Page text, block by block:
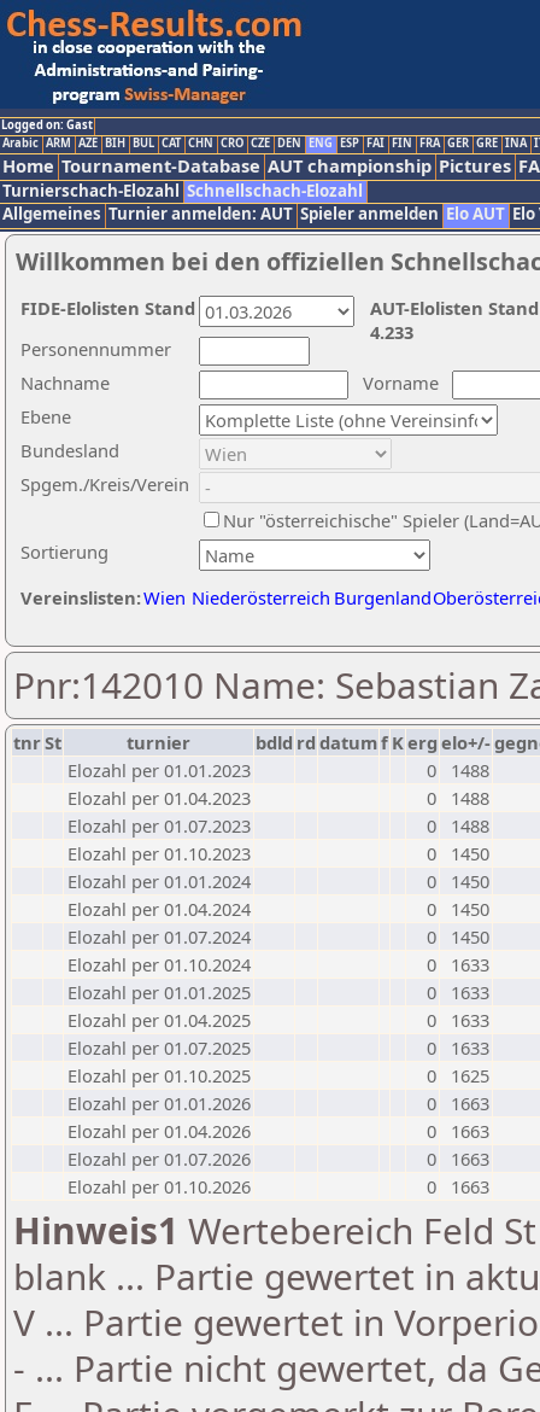
Logged on: Gast
Arabic ARM AZE BIH BUL CAT CHN CRO CZE DEN ENG ESP FAI FIN FRA GER GRE INA
Home Tournament-Database AUT championship Pictures
Turnierschach-Elozahl Schnellschach-Elozahl
Allgemeines Turnier anmelden: AUT Spieler anmelden Elo AUT
Willkommen bei den offiziellen
Nachname
Vorname
Ebene
Sortierung
Personennummer
Bundesland
Spgem./Kreis/Verein
Nur "österreichische" Spieler
Vereinslisten:Wien Niederösterreich Burgenland
AUT-Elolisten
4.233
FIDE-Elolisten Stand
Pnr:142010 Name: Sebastian
tnrSt turnier bdld rd datumf Kerg elo+/-
Elozahl per 01.01.2023
0
1488
Elozahl per 01.04.2023
0
1488
Elozahl per 01.07.2023
0
1488
Elozahl per 01.10.2023
0
1450
Elozahl per 01.01.2024
0
1450
Elozahl per 01.04.2024
0
1450
Elozahl per 01.07.2024
0
1450
Elozahl per 01.10.2024
0
1633
Elozahl per 01.01.2025
0
1633
Elozahl per 01.04.2025
0
1633
Elozahl per 01.07.2025
0
1633
Elozahl per 01.10.2025
0
1625
Elozahl per 01.01.2026
0
1663
Elozahl per 01.04.2026
0
1663
Elozahl per 01.07.2026
0
1663
Elozahl per 01.10.2026
0 1663
Hinweis1 Wertebereich Feld
blank ... Partie gewertet in
V ... Partie gewertet in
- ... Partie nicht gewertet, da